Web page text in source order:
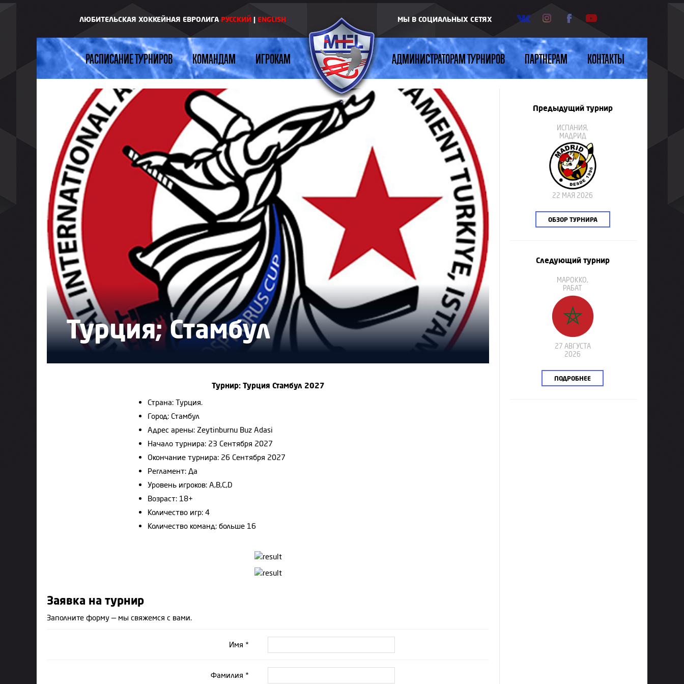
ЛЮБИТЕЛЬСКАЯ ХОККЕЙНАЯ ЕВРОЛИГА РУССКИЙ | ENGLISH МЫ В СОЦИАЛЬНЫХ СЕТЯХ
РАСПИСАНИЕ ТУРНИРОВ КОМАНДАМ ИГРОКАМ АДМИНИСТРАТОРАМ ТУРНИРОВ ПАРТНЕРАМ КОНТАКТЫ
Турция; Стамбул
Турнир: Турция Стамбул 2027
Страна: Турция.
Город: Стамбул
Адрес арены: Zeytinburnu Buz Adasi
Начало турнира: 23 Сентября 2027
Окончание турнира: 26 Сентября 2027
Регламент: Да
Уровень игроков: A,B,C,D
Возраст: 18+
Количество игр: 4
Количество команд: больше 16
Заявка на турнир
Заполните форму — мы свяжемся с вами.
Имя *
Фамилия *
Предыдущий турнир
ИСПАНИЯ,
МАДРИД
22 МАЯ 2026
ОБЗОР ТУРНИРА
Следующий турнир
МАРОККО,
РАБАТ
27 АВГУСТА
2026
ПОДРОБНЕЕ